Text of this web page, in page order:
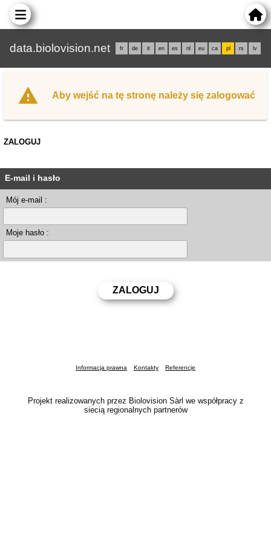
data.biolovision.net fr de it en es nl eu ca pl rs lv
Aby wejść na tę stronę należy się zalogować
ZALOGUJ
E-mail i hasło
Mój e-mail :
Moje hasło :
Informacja prawna Kontakty Referencje
Projekt realizowanych przez Biolovision Sàrl we współpracy z
siecią regionalnych partnerów